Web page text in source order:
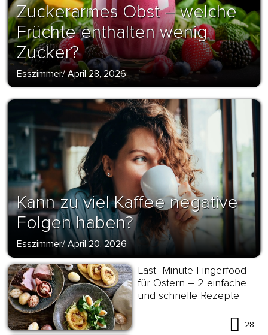
Zuckerarmes Obst – welche
Früchte enthalten wenig
Zucker?
Esszimmer/April 28, 2026
Kann zu viel Kaffee negative
Folgen haben?
Esszimmer/ April 20, 2026
Last- Minute Fingerfood
für Ostern – 2 einfache
und schnelle Rezepte
28